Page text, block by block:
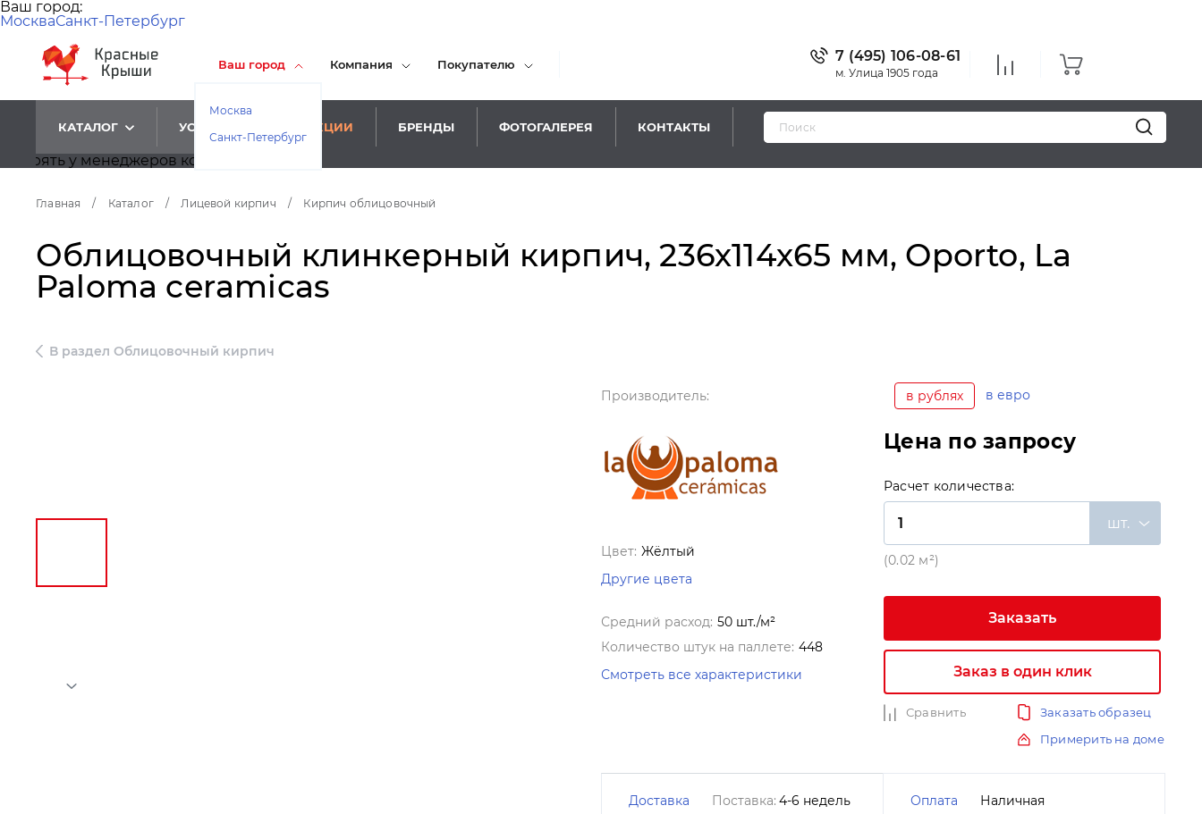
Ваш город:
МоскваСанкт-Петербург
Ваш город
Москва
Санкт-Петербург
Компания Покупателю
7 (495) 106-08-61
м. Улица 1905 года
КАТАЛОГ УСЛУГИ АКЦИИ БРЕНДЫ ФОТОГАЛЕРЕЯ КОНТАКТЫ
менеджеров корректность цен.
Главная / Каталог / Лицевой кирпич / Кирпич облицовочный
Облицовочный клинкерный кирпич, 236х114х65 мм, Oporto, La
Paloma ceramicas
В раздел Облицовочный кирпич
Производитель:
Цвет: Жёлтый
Другие цвета
Средний расход: 50 шт./м²
Количество штук на паллете: 448
Смотреть все характеристики
в рублях в евро
Цена по запросу
Расчет количества:
шт.
(0.02 м²)
Заказать
Заказ в один клик
Сравнить
Заказать образец
Примерить на доме
Доставка Поставка: 4-6 недель
Оплата
Наличная